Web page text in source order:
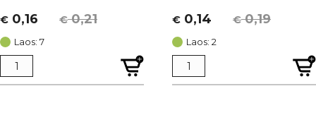
€0,21
Algne
hind
oli:
€ 0,21.
€ 0,16
Current
price
is:
€ 0,16.
Laos: 7
€0,19
Algne
hind
oli:
€ 0,19.
€ 0,14
Current
price
is:
€ 0,14.
Laos: 2